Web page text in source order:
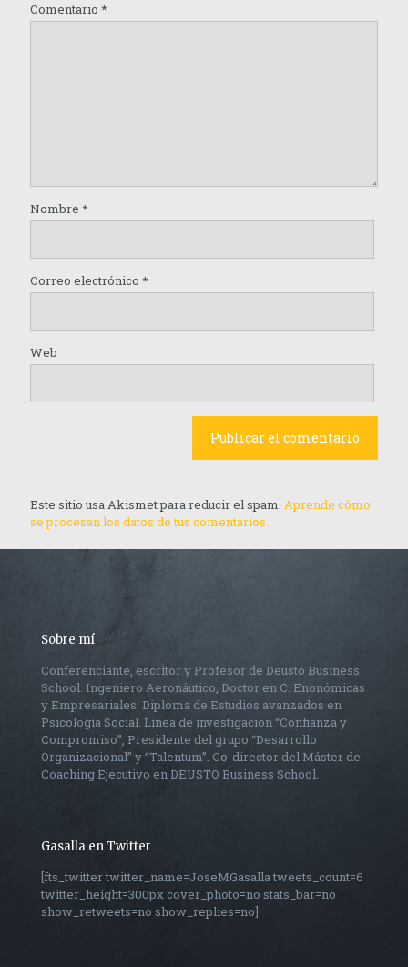
Comentario *
Nombre *
Correo electrónico *
Web
Este sitio usa Akismet para reducir el spam. Aprende cómo
se procesan los datos de tus comentarios.
Sobre mí
Conferenciante, escritor y Profesor de Deusto Business
School. Ingeniero Aeronáutico, Doctor en C. Enonómicas
y Empresariales. Diploma de Estudios avanzados en
Psicología Social. Línea de investigacion “Confianza y
Compromiso”, Presidente del grupo “Desarrollo
Organizacional” y “Talentum”. Co-director del Máster de
Coaching Ejecutivo en DEUSTO Business School.
Gasalla en Twitter
[fts_twitter twitter_name=JoseMGasalla tweets_count=6
twitter_height=300px cover_photo=no stats_bar=no
show_retweets=no show_replies=no]